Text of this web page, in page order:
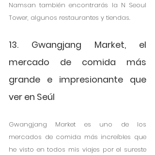
Namsan también encontrarás la N Seoul
Tower, algunos restaurantes y tiendas.
13. Gwangjang Market, el
mercado de comida más
grande e impresionante que
ver en Seúl
Gwangjang Market es uno de los
mercados de comida más increíbles que
he visto en todos mis viajes por el sureste